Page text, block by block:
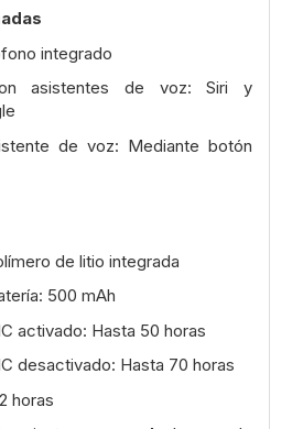
integrado
asistentes de voz: Siri y
de voz: Mediante botón
de litio integrada
500 mAh
activado: Hasta 50 horas
desactivado: Hasta 70 horas
horas